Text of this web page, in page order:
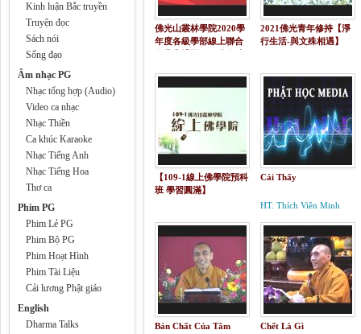
Kinh luận Bắc truyền
Truyện đọc
Sách nói
Sống đạo
Âm nhạc PG
Nhạc tổng hợp (Audio)
Video ca nhạc
Nhạc Thiền
Ca khúc Karaoke
Nhạc Tiếng Anh
Nhạc Tiếng Hoa
Thơ ca
Phim PG
Phim Lẻ PG
Phim Bộ PG
Phim Hoạt Hình
Phim Tài Liệu
Cải lương Phật giáo
English
Dharma Talks
佛光山叢林學院2020學
年度各級學部線上聯合
2021佛光青年修持【淨
行生活-與文殊相遇】
【109-1線上佛學院預科
班 學習圓滿】
Cái Thấy
HT. Thích Viên Minh
Bản Chất Của Tâm Chết Là Gì